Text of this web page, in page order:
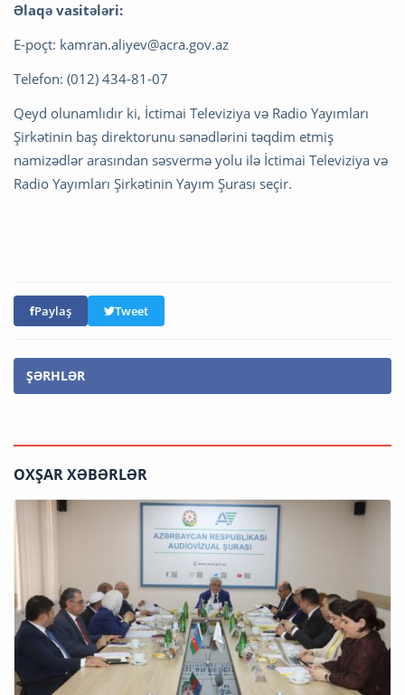
Əlaqə vasitələri:
E-poçt: kamran.aliyev@acra.gov.az
Telefon: (012) 434-81-07
Qeyd olunamlıdır ki, İctimai Televiziya və Radio Yayımları
Şirkətinin baş direktorunu sənədlərini təqdim etmiş
namizədlər arasından səsvermə yolu ilə İctimai Televiziya və
Radio Yayımları Şirkətinin Yayım Şurası seçir.
Paylaş Tweet
ŞƏRHLƏR
OXŞAR XƏBƏRLƏR